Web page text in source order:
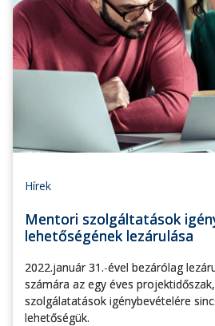
Hírek
Mentori szolgáltatások
lehetőségének lezárulása
2022.január 31.-ével bezárólag
számára az egy éves
szolgálatatások igénybevételére
lehetőségük.